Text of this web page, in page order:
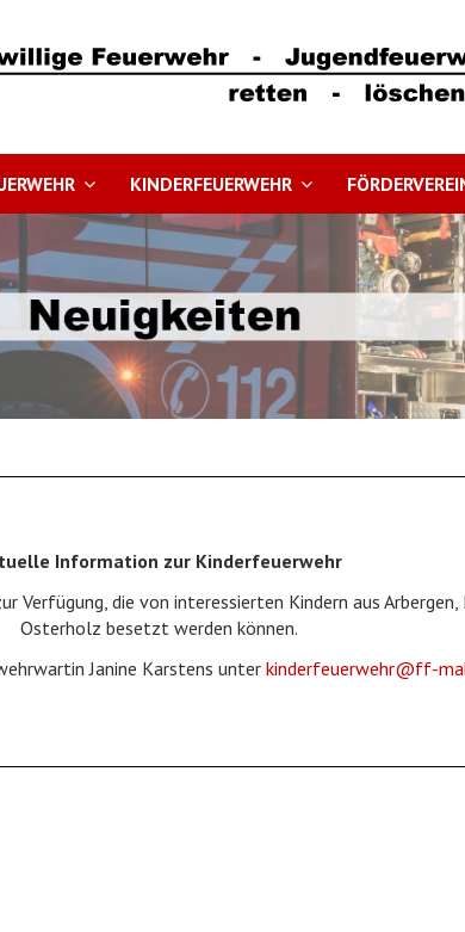
KINDERFEUERWEHR
Information zur Kinderfeuerwehr
die von interessierten Kindern aus
Osterholz besetzt werden können.
Janine Karstens unter kinderfeuerwehr@ff-